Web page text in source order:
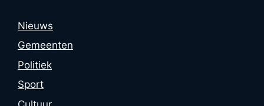
Nieuws
Gemeenten
Politiek
Sport